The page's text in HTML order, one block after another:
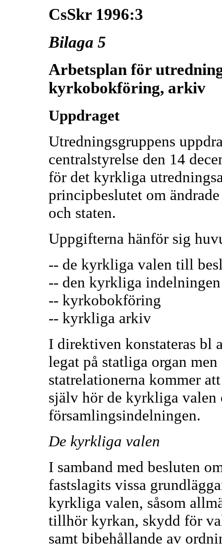
CsSkr 1996:3
Bilaga 5
Arbetsplan för
kyrkobokföring, arkiv
Uppdraget
Utredningsgruppens
centralstyrelse den 14
för det kyrkliga
principbeslutet om
och staten.
Uppgifterna hänför sig
-- de kyrkliga valen till
-- den kyrkliga indelningen
-- kyrkobokföring
-- kyrkliga arkiv
I direktiven konstateras bl
legat på statliga organ
statrelationerna kommer
själv hör de kyrkliga valen
församlingsindelningen.
De kyrkliga valen
I samband med besluten
fastslagits vissa
kyrkliga valen, såsom
tillhör kyrkan, skydd för
samt bibehållande av